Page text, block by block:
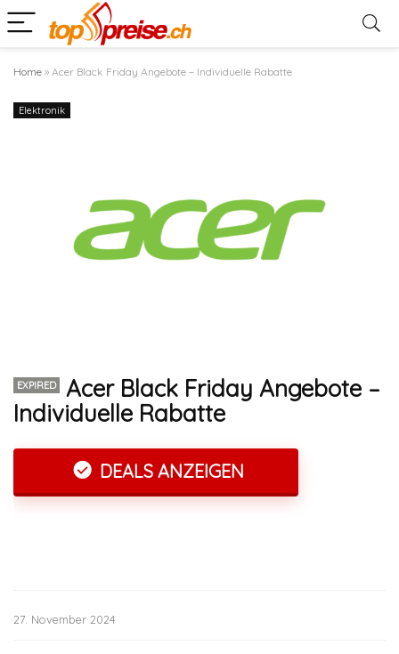
Home » Acer Black Friday Angebote – Individuelle Rabatte
Elektronik
EXPIRED
Acer Black Friday Angebote –
Individuelle Rabatte
DEALS ANZEIGEN
27. November 2024